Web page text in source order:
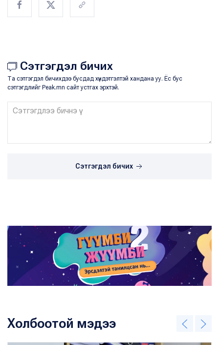
Сэтгэгдэл бичих
Та сэтгэгдэл бичихдээ бусдад хүндэтгэлтэй хандана уу. Ёс бус
сэтгэгдлийг Peak.mn сайт устгах эрхтэй.
Сэтгэгдэл бичих
Холбоотой мэдээ